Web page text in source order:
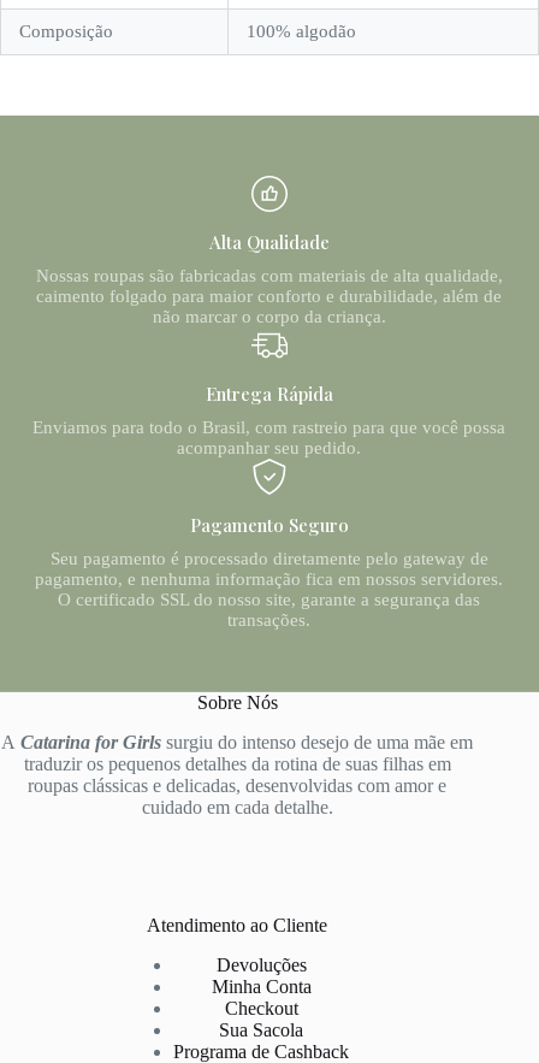
Composição 100% algodão
Alta Qualidade
Nossas roupas são fabricadas com materiais de alta qualidade,
caimento folgado para maior conforto e durabilidade, além de
não marcar o corpo da criança.
Entrega Rápida
Enviamos para todo o Brasil, com rastreio para que você possa
acompanhar seu pedido.
Pagamento Seguro
Seu pagamento é processado diretamente pelo gateway de
pagamento, e nenhuma informação fica em nossos servidores.
O certificado SSL do nosso site, garante a segurança das
transações.
Sobre Nós
ACatarina for Girls surgiu do intenso desejo de uma mãe em
traduzir os pequenos detalhes da rotina de suas filhas em
roupas clássicas e delicadas, desenvolvidas com amor e
cuidado em cada detalhe.
Atendimento ao Cliente
Devoluções
Minha Conta
Checkout
Sua Sacola
Programa de Cashback